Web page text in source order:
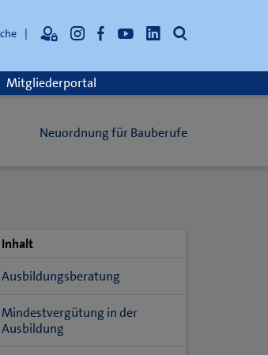
Mitgliederportal
Neuordnung für Bauberufe
Inhalt
Ausbildungsberatung
Mindestvergütung in der
Ausbildung